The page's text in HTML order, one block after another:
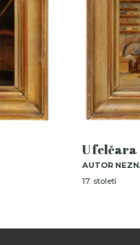
U felčara
AUTOR
17. století